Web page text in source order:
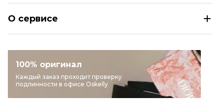
Бренд
Модель
Bride à brac
Материал сумок
Хлопок
О сервисе
100% оригинал
Каждый заказ проходит проверку
подлинности в офисе Oskelly